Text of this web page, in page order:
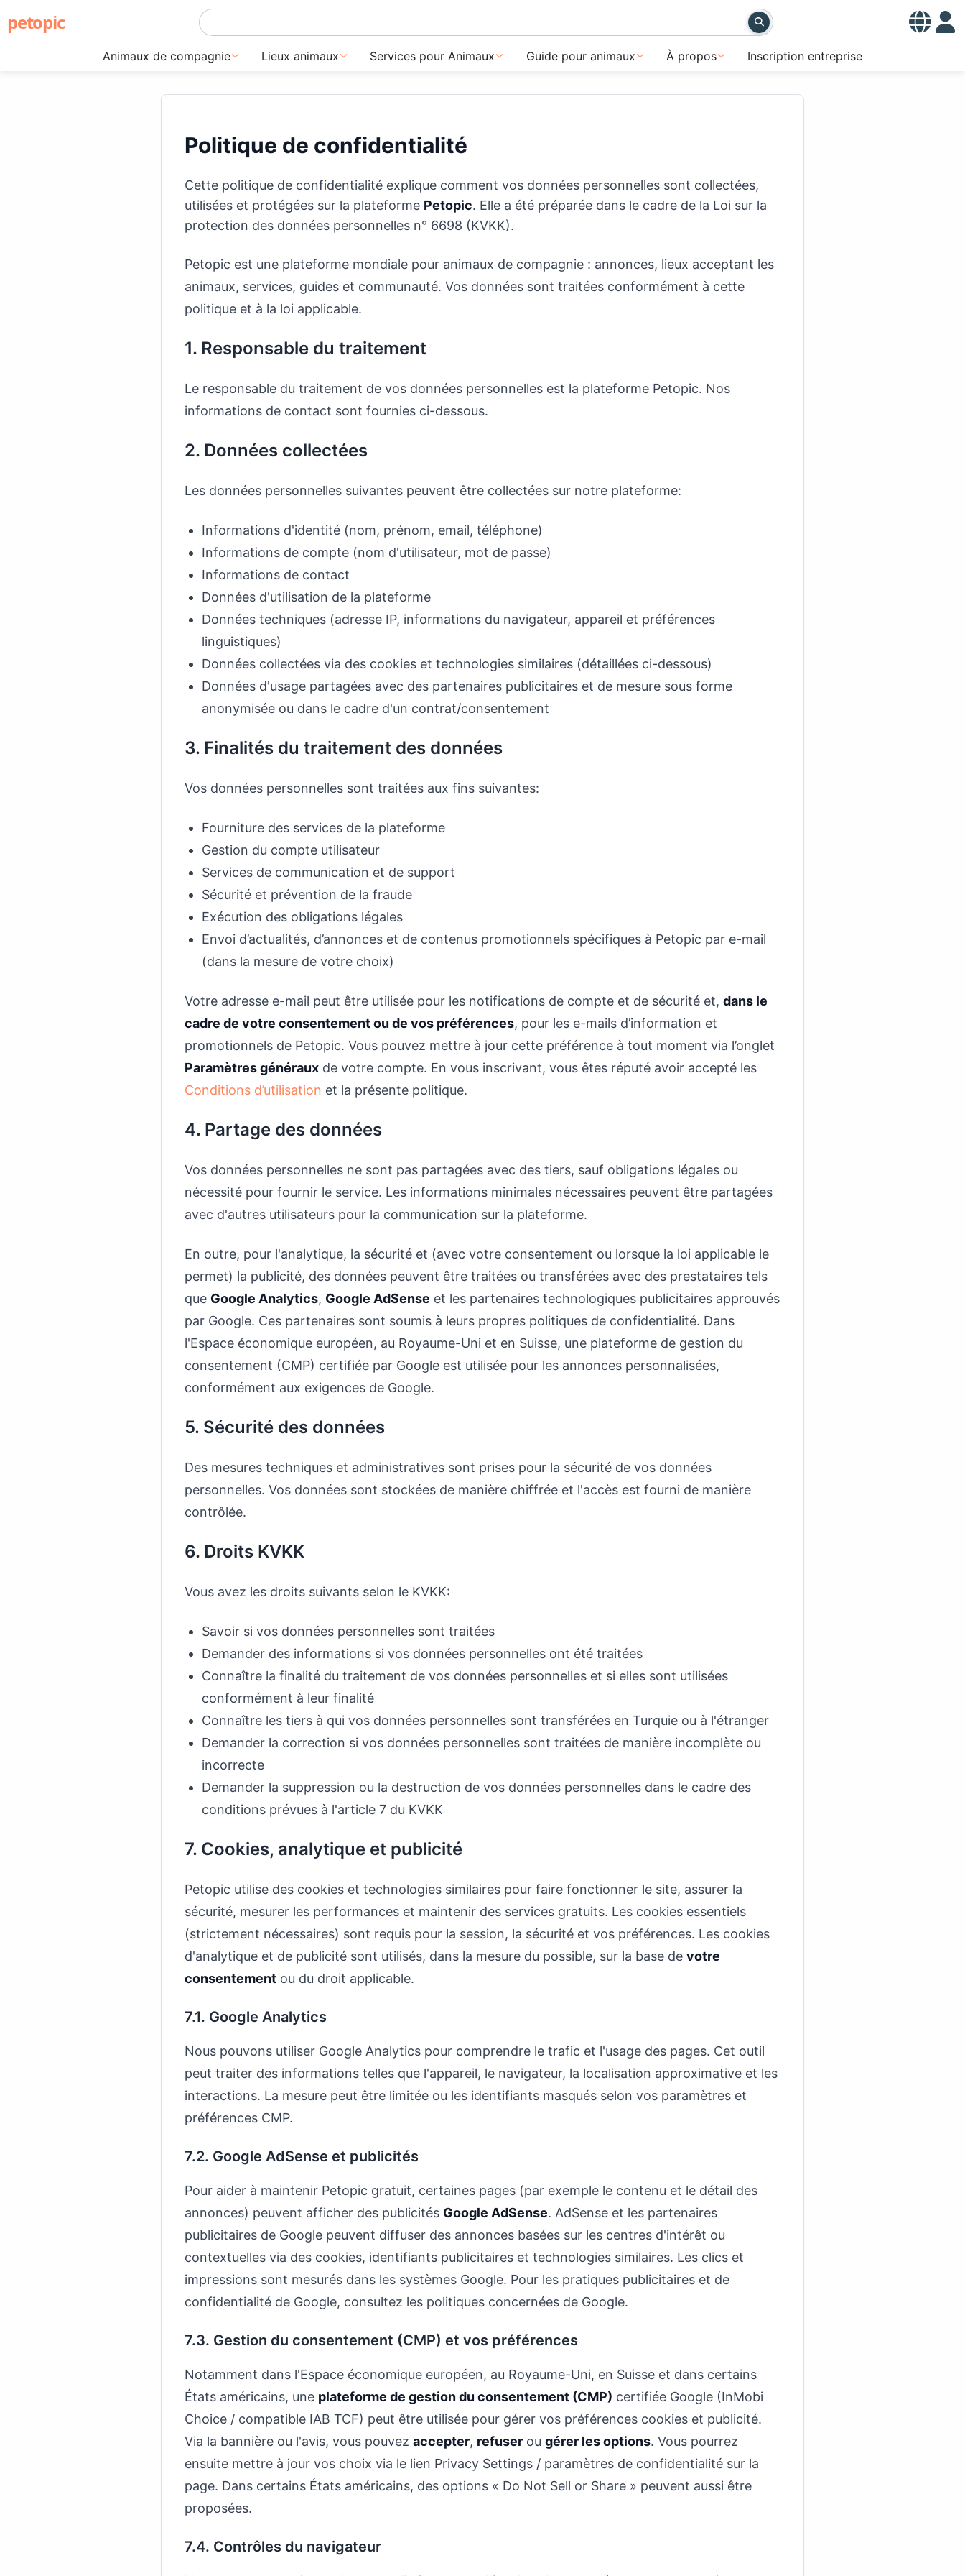
petopic
Animaux de compagnie Lieux animaux Services pour Animaux Guide pour animaux À propos Inscription entreprise
Politique de confidentialité
Cette politique de confidentialité explique comment vos données personnelles sont collectées,
utilisées et protégées sur la plateforme Petopic. Elle a été préparée dans le cadre de la Loi sur la
protection des données personnelles n° 6698 (KVKK).
Petopic est une plateforme mondiale pour animaux de compagnie : annonces, lieux acceptant les
animaux, services, guides et communauté. Vos données sont traitées conformément à cette
politique et à la loi applicable.
1. Responsable du traitement
Le responsable du traitement de vos données personnelles est la plateforme Petopic. Nos
informations de contact sont fournies ci-dessous.
2. Données collectées
Les données personnelles suivantes peuvent être collectées sur notre plateforme:
Informations d'identité (nom, prénom, email, téléphone)
Informations de compte (nom d'utilisateur, mot de passe)
Informations de contact
Données d'utilisation de la plateforme
Données techniques (adresse IP, informations du navigateur, appareil et préférences
linguistiques)
Données collectées via des cookies et technologies similaires (détaillées ci-dessous)
Données d'usage partagées avec des partenaires publicitaires et de mesure sous forme
anonymisée ou dans le cadre d'un contrat/consentement
3. Finalités du traitement des données
Vos données personnelles sont traitées aux fins suivantes:
Fourniture des services de la plateforme
Gestion du compte utilisateur
Services de communication et de support
Sécurité et prévention de la fraude
Exécution des obligations légales
Envoi d’actualités, d’annonces et de contenus promotionnels spécifiques à Petopic par e-mail
(dans la mesure de votre choix)
Votre adresse e-mail peut être utilisée pour les notifications de compte et de sécurité et, dans le
cadre de votre consentement ou de vos préférences, pour les e-mails d’information et
promotionnels de Petopic. Vous pouvez mettre à jour cette préférence à tout moment via l’onglet
Paramètres généraux de votre compte. En vous inscrivant, vous êtes réputé avoir accepté les
Conditions d’utilisation et la présente politique.
4. Partage des données
Vos données personnelles ne sont pas partagées avec des tiers, sauf obligations légales ou
nécessité pour fournir le service. Les informations minimales nécessaires peuvent être partagées
avec d'autres utilisateurs pour la communication sur la plateforme.
En outre, pour l'analytique, la sécurité et (avec votre consentement ou lorsque la loi applicable le
permet) la publicité, des données peuvent être traitées ou transférées avec des prestataires tels
que Google Analytics, Google AdSense et les partenaires technologiques publicitaires approuvés
par Google. Ces partenaires sont soumis à leurs propres politiques de confidentialité. Dans
l'Espace économique européen, au Royaume-Uni et en Suisse, une plateforme de gestion du
consentement (CMP) certifiée par Google est utilisée pour les annonces personnalisées,
conformément aux exigences de Google.
5. Sécurité des données
Des mesures techniques et administratives sont prises pour la sécurité de vos données
personnelles. Vos données sont stockées de manière chiffrée et l'accès est fourni de manière
contrôlée.
6. Droits KVKK
Vous avez les droits suivants selon le KVKK:
Savoir si vos données personnelles sont traitées
Demander des informations si vos données personnelles ont été traitées
Connaître la finalité du traitement de vos données personnelles et si elles sont utilisées
conformément à leur finalité
Connaître les tiers à qui vos données personnelles sont transférées en Turquie ou à l'étranger
Demander la correction si vos données personnelles sont traitées de manière incomplète ou
incorrecte
Demander la suppression ou la destruction de vos données personnelles dans le cadre des
conditions prévues à l'article 7 du KVKK
7. Cookies, analytique et publicité
Petopic utilise des cookies et technologies similaires pour faire fonctionner le site, assurer la
sécurité, mesurer les performances et maintenir des services gratuits. Les cookies essentiels
(strictement nécessaires) sont requis pour la session, la sécurité et vos préférences. Les cookies
d'analytique et de publicité sont utilisés, dans la mesure du possible, sur la base de votre
consentement ou du droit applicable.
7.1. Google Analytics
Nous pouvons utiliser Google Analytics pour comprendre le trafic et l'usage des pages. Cet outil
peut traiter des informations telles que l'appareil, le navigateur, la localisation approximative et les
interactions. La mesure peut être limitée ou les identifiants masqués selon vos paramètres et
préférences CMP.
7.2. Google AdSense et publicités
Pour aider à maintenir Petopic gratuit, certaines pages (par exemple le contenu et le détail des
annonces) peuvent afficher des publicités Google AdSense. AdSense et les partenaires
publicitaires de Google peuvent diffuser des annonces basées sur les centres d'intérêt ou
contextuelles via des cookies, identifiants publicitaires et technologies similaires. Les clics et
impressions sont mesurés dans les systèmes Google. Pour les pratiques publicitaires et de
confidentialité de Google, consultez les politiques concernées de Google.
7.3. Gestion du consentement (CMP) et vos préférences
Notamment dans l'Espace économique européen, au Royaume-Uni, en Suisse et dans certains
États américains, une plateforme de gestion du consentement (CMP) certifiée Google (InMobi
Choice / compatible IAB TCF) peut être utilisée pour gérer vos préférences cookies et publicité.
Via la bannière ou l'avis, vous pouvez accepter, refuser ou gérer les options. Vous pourrez
ensuite mettre à jour vos choix via le lien Privacy Settings / paramètres de confidentialité sur la
page. Dans certains États américains, des options « Do Not Sell or Share » peuvent aussi être
proposées.
7.4. Contrôles du navigateur